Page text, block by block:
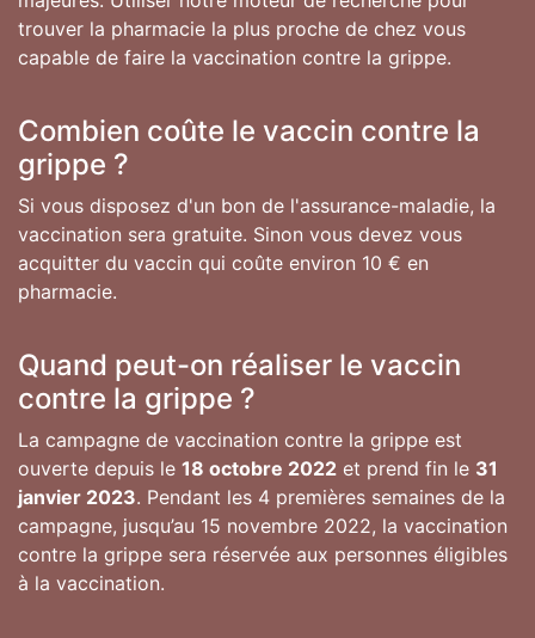
trouver la pharmacie la plus proche de chez vous
capable de faire la vaccination contre la grippe.
Combien coûte le vaccin contre la
grippe ?
Si vous disposez d'un bon de l'assurance-maladie, la
vaccination sera gratuite. Sinon vous devez vous
acquitter du vaccin qui coûte environ 10 € en
pharmacie.
Quand peut-on réaliser le vaccin
contre la grippe ?
La campagne de vaccination contre la grippe est
ouverte depuis le 18 octobre 2022 et prend fin le 31
janvier 2023. Pendant les 4 premières semaines de la
campagne, jusqu’au 15 novembre 2022, la vaccination
contre la grippe sera réservée aux personnes éligibles
à la vaccination.